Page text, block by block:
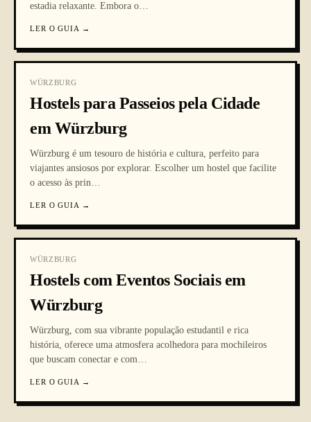
estadia relaxante. Embora o…
LER O GUIA →
WÜRZBURG
Hostels para Passeios pela Cidade
em Würzburg
Würzburg é um tesouro de história e cultura, perfeito para
viajantes ansiosos por explorar. Escolher um hostel que facilite
o acesso às prin…
LER O GUIA →
WÜRZBURG
Hostels com Eventos Sociais em
Würzburg
Würzburg, com sua vibrante população estudantil e rica
história, oferece uma atmosfera acolhedora para mochileiros
que buscam conectar e com…
LER O GUIA →